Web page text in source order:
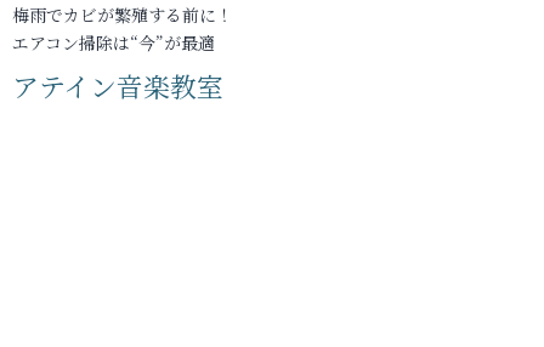
梅雨でカビが繁殖する前に！
エアコン掃除は“今”が最適
アテイン音楽教室